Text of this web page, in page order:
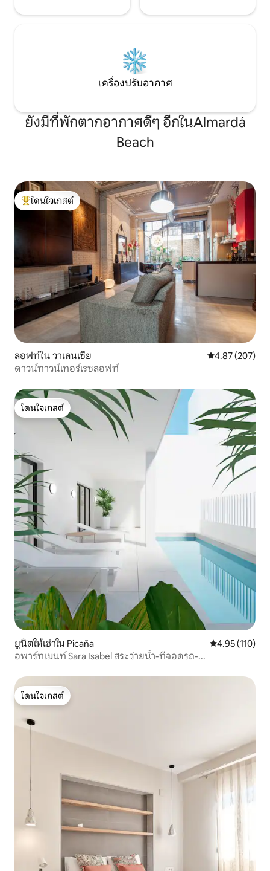
เครื่องปรับอากาศ
ยังมีที่พักตากอากาศดีๆ อีกในAlmardá
Beach
โดนใจเกสต์ที่สุด
โดนใจเกสต์
ลอฟท์ใน วาเลนเซีย คะแนนเฉลี่ย
4.87 (207)
ดาวน์ทาวน์เทอร์เรซลอฟท์
โดนใจเกสต์
โดนใจเกสต์
ยูนิตให้เช่าใน Picaña คะแนนเฉลี่ย
4.95 (110)
อพาร์ทเมนท์ Sara Isabel สระว่ายน้ำ-ที่จอดรถ-...
โดนใจเกสต์
โดนใจเกสต์